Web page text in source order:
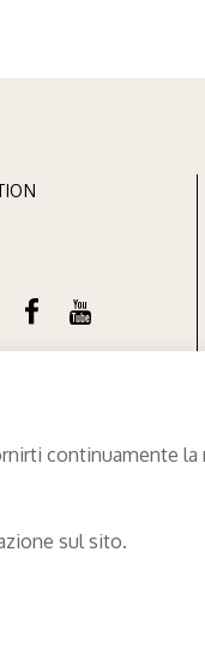
continuamente
sul sito.